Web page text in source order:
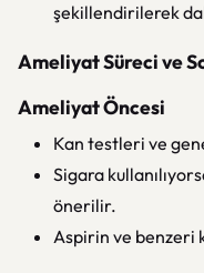
şekillendirilerek
Ameliyat Süreci ve
Ameliyat Öncesi
Kan testleri ve
Sigara
önerilir.
Aspirin ve benzeri